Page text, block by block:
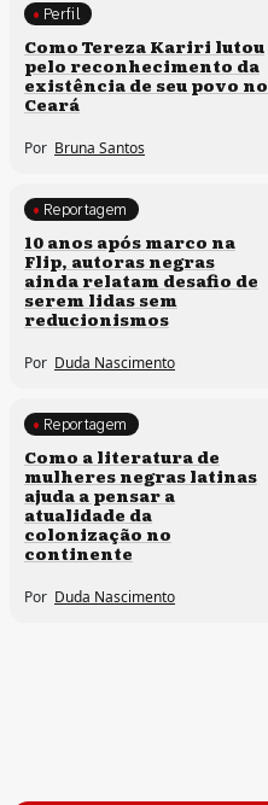
Comunidades tradicionais
Perfil
Como Tereza Kariri lutou
pelo reconhecimento da
existência de seu povo no
Ceará
Por Bruna Santos
Processos artísticos
Reportagem
10 anos após marco na
Flip, autoras negras
ainda relatam desafio de
serem lidas sem
reducionismos
Por Duda Nascimento
Direitos humanos
Reportagem
Como a literatura de
mulheres negras latinas
ajuda a pensar a
atualidade da
colonização no
continente
Por Duda Nascimento